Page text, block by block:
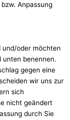
Anpassung
und/oder möchten
unten benennen.
gegen eine
wir uns zur
sich
nicht geändert
durch Sie